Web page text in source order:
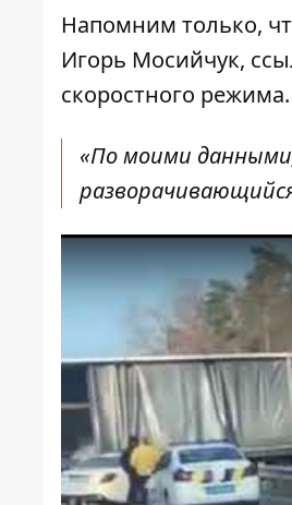
Напомним только,
Игорь Мосийчук,
скоростного режима.
«По моими